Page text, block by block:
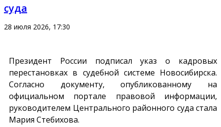
суда
28 июля 2026, 17:30
Президент России подписал указ о кадровых
перестановках в судебной системе Новосибирска.
Согласно документу, опубликованному на
официальном портале правовой информации,
руководителем Центрального районного суда стала
Мария Стебихова.